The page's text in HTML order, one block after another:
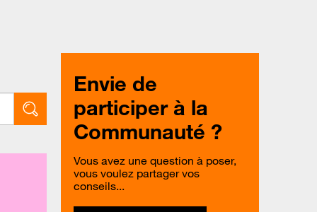
Envie de
participer à la
Communauté ?
Vous avez une question à poser,
vous voulez partager vos
conseils...